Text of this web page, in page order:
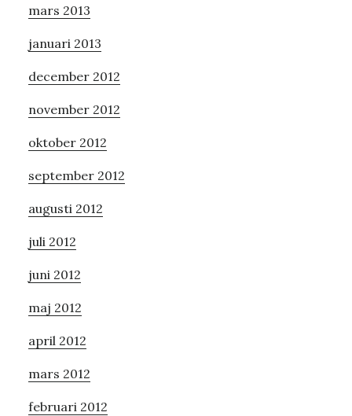
mars 2013
januari 2013
december 2012
november 2012
oktober 2012
september 2012
augusti 2012
juli 2012
juni 2012
maj 2012
april 2012
mars 2012
februari 2012